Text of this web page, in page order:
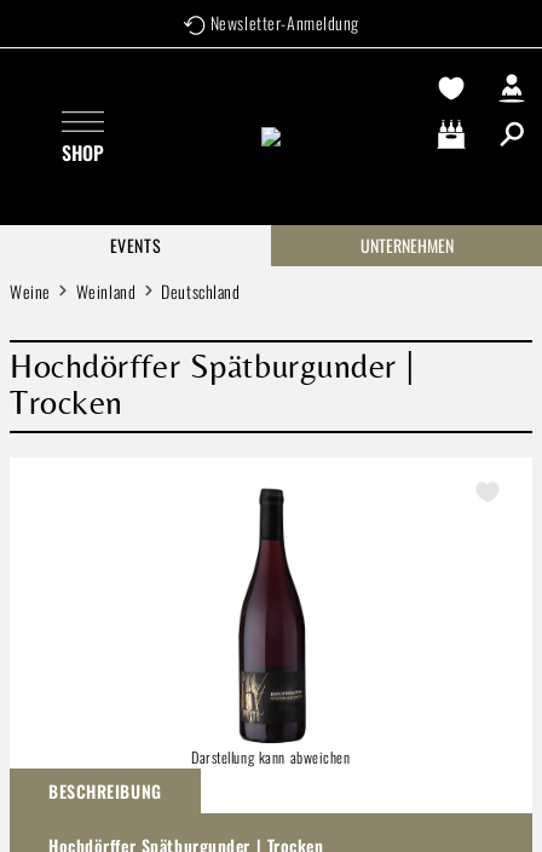
Zum Hauptinhalt springen Newsletter-Anmeldung
SHOP Warenkorb
EVENTS
UNTERNEHMEN
Weine
Weinland Deutschland
Hochdörffer Spätburgunder |
Trocken
Darstellung kann abweichen
BESCHREIBUNG
Hochdörffer Spätburgunder | Trocken